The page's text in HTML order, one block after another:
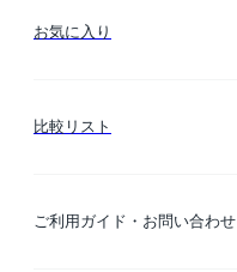
お気に入り
比較リスト
ご利用ガイド・お問い合わせ